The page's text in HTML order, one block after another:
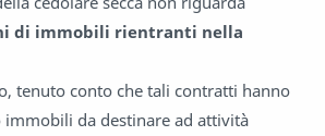
di immobili rientranti nella
tenuto conto che tali contratti hanno
da destinare ad attività